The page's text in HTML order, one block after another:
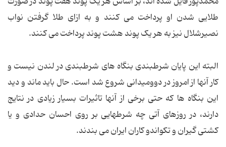
طلایی شدن او پرداخت می کنند و به ازای طلا گرفتن نواب
نصیرشلال نیز به هر یک پوند هشت پوند پرداخت می کنند.
البته این پایان شرطبندی بنگاه های شرطبندی در لندن نیست و
کار آنها از امروز در دوومیدانی شروع شد است. حال باید ماند و دید
این بنگاه ها که حتی برخی از آنها تاثیرات بسیار زیادی در نتایج
دارند، در روزهای آتی چه شرطهایی بر روی احسان حدادی و یا
کشتی گیران و تکواندو کاران ایران می بندند.